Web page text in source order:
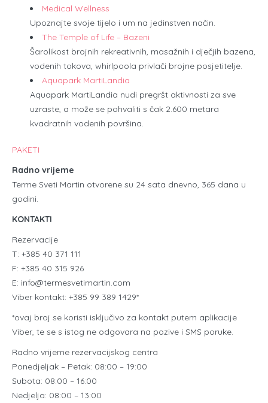
Medical Wellness
Upoznajte svoje tijelo i um na jedinstven način.
The Temple of Life – Bazeni
Šarolikost brojnih rekreativnih, masažnih i dječjih bazena,
vodenih tokova, whirlpoola privlači brojne posjetitelje.
Aquapark MartiLandia
Aquapark MartiLandia nudi pregršt aktivnosti za sve
uzraste, a može se pohvaliti s čak 2.600 metara
kvadratnih vodenih površina.
PAKETI
Radno vrijeme
Terme Sveti Martin otvorene su 24 sata dnevno, 365 dana u
godini.
KONTAKTI
Rezervacije
T: +385 40 371 111
F: +385 40 315 926
E: info@termesvetimartin.com
Viber kontakt: +385 99 389 1429*
*ovaj broj se koristi isključivo za kontakt putem aplikacije
Viber, te se s istog ne odgovara na pozive i SMS poruke.
Radno vrijeme rezervacijskog centra
Ponedjeljak – Petak: 08:00 – 19:00
Subota: 08:00 – 16:00
Nedjelja: 08:00 – 13:00